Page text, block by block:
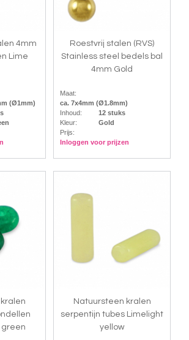
4mm
Lime
(Ø1mm)
Roestvrij stalen (RVS)
Stainless steel bedels bal
4mm Gold
Maat:
ca. 7x4mm (Ø1.8mm)
Inhoud:
12 stuks
Kleur:
Gold
Prijs:
Inloggen voor prijzen
green
Natuursteen kralen
serpentijn tubes Limelight
yellow